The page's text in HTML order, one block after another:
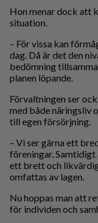
Hon menar dock att
situation.
– För vissa kan
dag. Då är det den
bedömning
planen löpande.
Förvaltningen ser
med både näringsliv
till egen försörjning.
– Vi ser gärna ett
föreningar.
ett brett och
omfattas av lagen.
Nu hoppas man att
för individen och